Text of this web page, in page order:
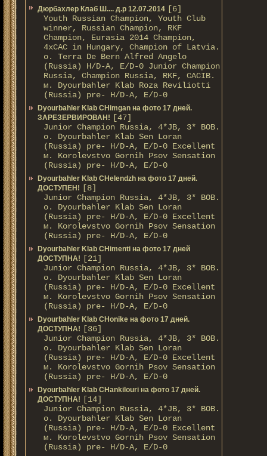
Дюрбахлер Клаб Ш.... д.р 12.07.2014 [6]
Youth Russian Champion, Youth Club
winner, Russian Champion, RKF
Champion, Eurasia 2014 Champion,
4xCAC in Hungary, Champion of Latvia.
о. Terra De Bern Alfred Angelo
(Russia) H/D-A, E/D-0 Junior Champion
Russia, Champion Russia, RKF, CACIB.
м. Dyourbahler Klab Roza Reviliotti
(Russia) pre- H/D-A, E/D-0
Dyourbahler Klab CHimgan на фото 17 дней.
ЗАРЕЗЕРВИРОВАН!
[47]
Junior Champion Russia, 4*JB, 3* BOB.
о. Dyourbahler Klab Sen Loran
(Russia) pre- H/D-A, E/D-0 Excellent
м. Korolevstvo Gornih Psov Sensation
(Russia) pre- H/D-A, E/D-0
Dyourbahler Klab CHelendzh на фото 17 дней.
ДОСТУПЕН!
[8]
Junior Champion Russia, 4*JB, 3* BOB.
о. Dyourbahler Klab Sen Loran
(Russia) pre- H/D-A, E/D-0 Excellent
м. Korolevstvo Gornih Psov Sensation
(Russia) pre- H/D-A, E/D-0
Dyourbahler Klab CHimenti на фото 17 дней
ДОСТУПНА!
[21]
Junior Champion Russia, 4*JB, 3* BOB.
о. Dyourbahler Klab Sen Loran
(Russia) pre- H/D-A, E/D-0 Excellent
м. Korolevstvo Gornih Psov Sensation
(Russia) pre- H/D-A, E/D-0
Dyourbahler Klab CHonike на фото 17 дней.
ДОСТУПНА!
[36]
Junior Champion Russia, 4*JB, 3* BOB.
о. Dyourbahler Klab Sen Loran
(Russia) pre- H/D-A, E/D-0 Excellent
м. Korolevstvo Gornih Psov Sensation
(Russia) pre- H/D-A, E/D-0
Dyourbahler Klab CHankilouri на фото 17 дней.
ДОСТУПНА!
[14]
Junior Champion Russia, 4*JB, 3* BOB.
о. Dyourbahler Klab Sen Loran
(Russia) pre- H/D-A, E/D-0 Excellent
м. Korolevstvo Gornih Psov Sensation
(Russia) pre- H/D-A, E/D-0